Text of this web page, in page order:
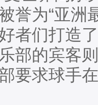
誉为“亚洲
者们打造
部的宾客
要求球手